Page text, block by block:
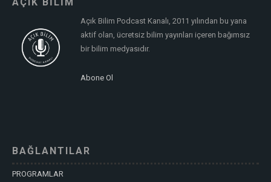
Açık Bilim Podcast Kanalı, 2011 yılından bu yana
aktif olan, ücretsiz bilim yayınları içeren bağımsız
bir bilim medyasıdır.
Abone Ol
BAĞLANTILAR
PROGRAMLAR